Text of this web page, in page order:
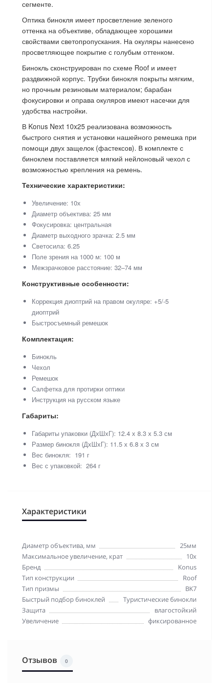
сегменте.
Оптика бинокля имеет просветление зеленого
оттенка на объективе, обладающее хорошими
свойствами светопропускания. На окуляры нанесено
просветляющее покрытие с голубым оттенком.
Бинокль сконструирован по схеме Roof и имеет
раздвижной корпус. Трубки бинокля покрыты мягким,
но прочным резиновым материалом; барабан
фокусировки и оправа окуляров имеют насечки для
удобства настройки.
В Konus Next 10x25 реализована возможность
быстрого снятия и установки нашейного ремешка при
помощи двух защелок (фастексов). В комплекте с
биноклем поставляется мягкий нейлоновый чехол с
возможностью крепления на ремень.
Технические характеристики:
Увеличение: 10х
Диаметр объектива: 25 мм
Фокусировка: центральная
Диаметр выходного зрачка: 2.5 мм
Светосила: 6.25
Поле зрения на 1000 м: 100 м
Межзрачковое расстояние: 32–74 мм
Конструктивные особенности:
Коррекция диоптрий на правом окуляре: +5/-5
диоптрий
Быстросъемный ремешок
Комплектация:
Бинокль
Чехол
Ремешок
Салфетка для протирки оптики
Инструкция на русском языке
Габариты:
Габариты упаковки (ДхШхГ): 12.4 х 8.3 х 5.3 см
Размер бинокля (ДхШхГ): 11.5 х 6.8 х 3 см
Вес бинокля: 191 г
Вес с упаковкой: 264 г
Характеристики
Диаметр объектива, мм
25мм
Максимальное увеличение, крат
10x
Бренд
Konus
Тип конструкции
Roof
Тип призмы
BK7
Быстрый подбор биноклей
Туристические бинокли
Защита
влагостойкий
Увеличение
фиксированное
Отзывов 0